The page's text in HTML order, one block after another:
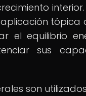
tópica
el equilibrio
sus
son